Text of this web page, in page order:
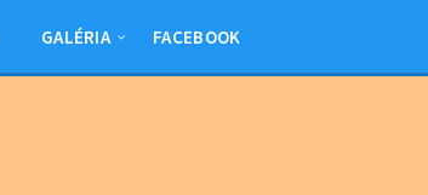
GALÉRIA FACEBOOK